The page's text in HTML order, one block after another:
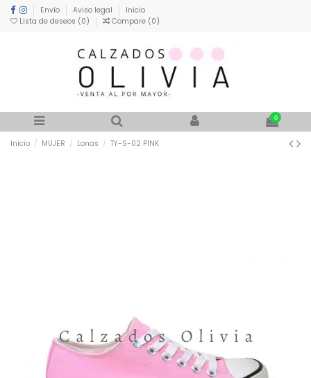
Envío Aviso legal
Inicio
Lista de deseos (0) Compare (0)
0
Inicio MUJER Lonas TY-S-02 PINK